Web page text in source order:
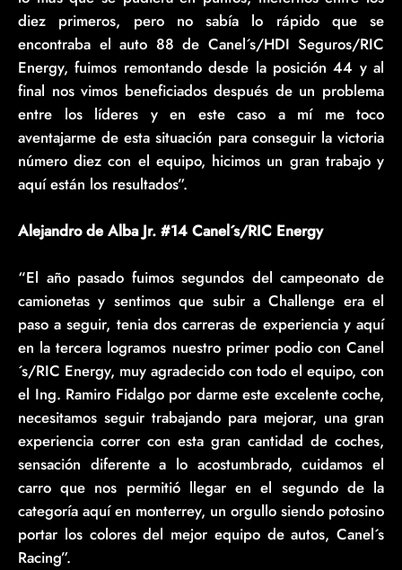
diez primeros, pero no sabía lo rápido que se
encontraba el auto 88 de Canel´s/HDI Seguros/RIC
Energy, fuimos remontando desde la posición 44 y al
final nos vimos beneficiados después de un problema
entre los líderes y en este caso a mí me toco
aventajarme de esta situación para conseguir la victoria
número diez con el equipo, hicimos un gran trabajo y
aquí están los resultados”.
Alejandro de Alba Jr. #14 Canel´s/RIC Energy
“El año pasado fuimos segundos del campeonato de
camionetas y sentimos que subir a Challenge era el
paso a seguir, tenia dos carreras de experiencia y aquí
en la tercera logramos nuestro primer podio con Canel
´s/RIC Energy, muy agradecido con todo el equipo, con
el Ing. Ramiro Fidalgo por darme este excelente coche,
necesitamos seguir trabajando para mejorar, una gran
experiencia correr con esta gran cantidad de coches,
sensación diferente a lo acostumbrado, cuidamos el
carro que nos permitió llegar en el segundo de la
categoría aquí en monterrey, un orgullo siendo potosino
portar los colores del mejor equipo de autos, Canel´s
Racing”.